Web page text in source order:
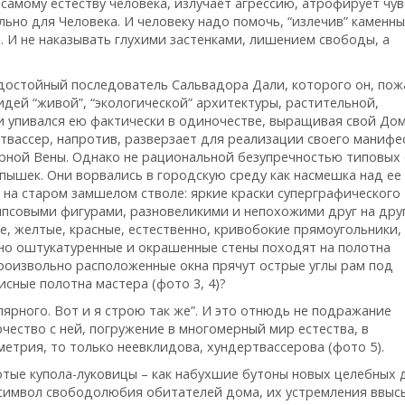
для Человека. И человеку надо помочь, “излечив”
не наказывать глухими застенками, лишением свободы, а
последователь Сальвадора Дали, которого он,
“живой”, “экологической” архитектуры, растительной,
ею фактически в одиночестве, выращивая свой
напротив, разверзает для реализации своего
Вены. Однако не рациональной безупречностью типовых
Они ворвались в городскую среду как насмешка над ее
старом замшелом стволе: яркие краски суперграфического
фигурами, разновеликими и непохожими друг на
желтые, красные, естественно, кривобокие прямоугольники,
оштукатуренные и окрашенные стены походят на полотна
расположенные окна прячут острые углы рам под
полотна мастера (фото 3, 4)?
Вот и я строю так же”. И это отнюдь не подражание
с ней, погружение в многомерный мир естества, в
то только неевклидова, хундертвассерова (фото 5).
купола-луковицы – как набухшие бутоны новых целебных
свободолюбия обитателей дома, их устремления